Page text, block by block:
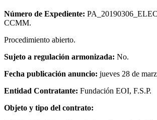
Número de Expediente:
CCMM.
Procedimiento abierto.
Sujeto a regulación armonizada: No.
Fecha publicación anuncio: jueves 28 de
Entidad Contratante: Fundación EOI, F.S.P.
Objeto y tipo del contrato: